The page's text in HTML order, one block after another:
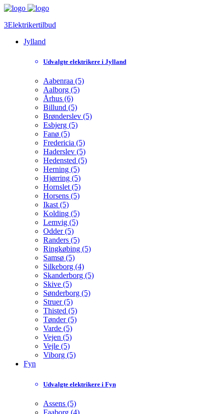
3Elektrikertilbud
Jylland
Udvalgte elektrikere i Jylland
Aabenraa (5)
Aalborg (5)
Århus (6)
Billund (5)
Brønderslev (5)
Esbjerg (5)
Fanø (5)
Fredericia (5)
Haderslev (5)
Hedensted (5)
Herning (5)
Hjørring (5)
Hornslet (5)
Horsens (5)
Ikast (5)
Kolding (5)
Lemvig (5)
Odder (5)
Randers (5)
Ringkøbing (5)
Samsø (5)
Silkeborg (4)
Skanderborg (5)
Skive (5)
Sønderborg (5)
Struer (5)
Thisted (5)
Tønder (5)
Varde (5)
Vejen (5)
Vejle (5)
Viborg (5)
Fyn
Udvalgte elektrikere i Fyn
Assens (5)
Faaborg (4)